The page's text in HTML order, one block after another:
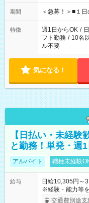
etc ★最短で3時間で5,120円のお仕事から 15時間で2万円近く稼
げるお仕事も！ ご希望のお時間に合わせてご紹介！ ※シフトは
ください！
期間 ＜急募！＞■１
特徴 週1日からOK /
フト勤務 / 10名
ル不要
気になる！
【日払い・未経験
と勤務！単発・週
アルバイト 職種未経験
給与
日給10,305円～
※経験・能力等を考
間】試用期間な
交通費別途支